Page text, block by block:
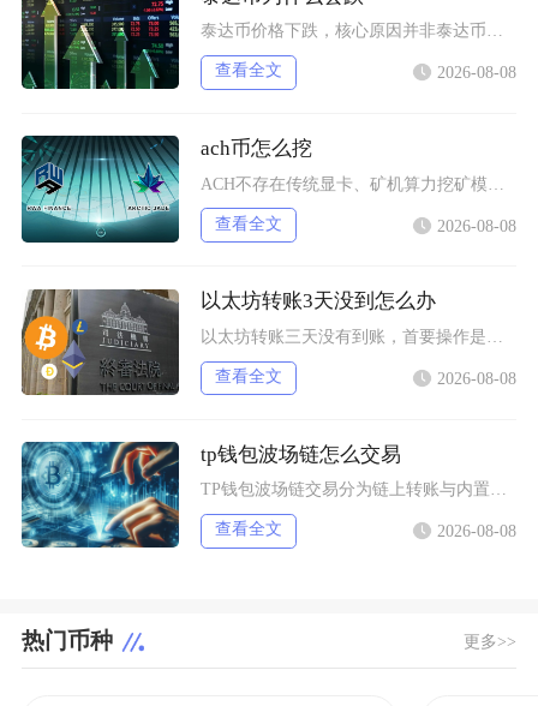
查看全文 2026-08-08
ach币怎么挖
查看全文 2026-08-08
以太坊转账3天没到怎么办
查看全文 2026-08-08
tp钱包波场链怎么交易
TP钱包波场链交易分为链上转账与内置闪兑两类操作，完成交易需要提前切换TRON主网、添加对
查看全文 2026-08-08
热门币种 更多>>